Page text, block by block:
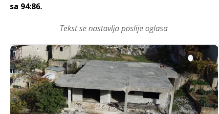
sa 94:86.
Tekst se nastavlja poslije oglasa